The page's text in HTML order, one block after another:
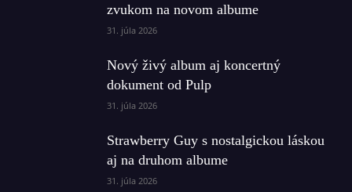
zvukom na novom albume
31. júla 2026
Nový živý album aj koncertný
dokument od Pulp
31. júla 2026
Strawberry Guy s nostalgickou láskou
aj na druhom albume
31. júla 2026